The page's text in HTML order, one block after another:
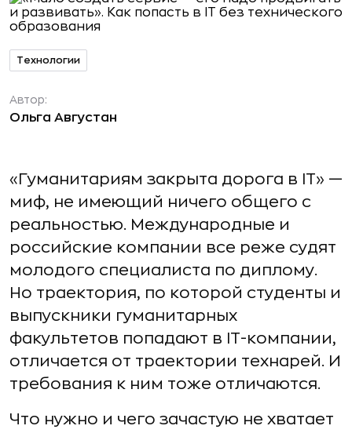
Технологии
Автор:
Ольга Августан
«Гуманитариям закрыта дорога в IT» —
миф, не имеющий ничего общего с
реальностью. Международные и
российские компании все реже судят
молодого специалиста по диплому.
Но траектория, по которой студенты и
выпускники гуманитарных
факультетов попадают в IT-компании,
отличается от траектории технарей. И
требования к ним тоже отличаются.
Что нужно и чего зачастую не хватает